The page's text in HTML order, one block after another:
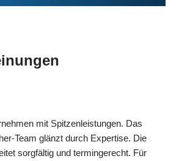
mit Spitzenleistungen. Das
Team glänzt durch Expertise. Die
sorgfältig und termingerecht. Für